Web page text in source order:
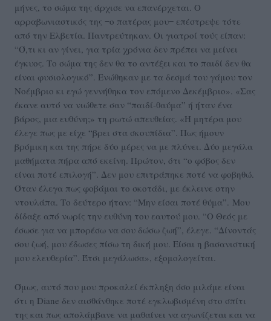
μήνες, το σώμα της άρχισε να επανέρχεται. Ο
αρραβωνιαστικός της ‒ο πατέρας μου‒ επέστρεψε τότε
από την Ελβετία. Παντρεύτηκαν. Οι γιατροί τούς είπαν:
“Ό,τι κι αν γίνει, για τρία χρόνια δεν πρέπει να μείνει
έγκυος. Το σώμα της δεν θα το αντέξει και το παιδί δεν θα
είναι φυσιολογικό”. Ενώθηκαν με τα δεσμά του γάμου τον
Νοέμβριο κι εγώ γεννήθηκα τον επόμενο Δεκέμβριο». «Σας
έκανε αυτό να νιώθετε σαν “παιδί-θαύμα” ή ήταν ένα
βάρος, μια ευθύνη;» τη ρωτώ απευθείας. «Η μητέρα μου
έλεγε πως με είχε “βρει στα σκουπίδια”. Πως ήμουν
βρόμικη και της πήρε δύο μέρες να με πλύνει. Δύο μεγάλα
μαθήματα πήρα από εκείνη. Πρώτον, ότι “ο φόβος δεν
είναι ποτέ επιλογή”. Δεν μου επιτράπηκε ποτέ να φοβηθώ.
Όταν έλεγα πως φοβάμαι το σκοτάδι, με έκλεινε στην
ντουλάπα. Το δεύτερο ήταν: “Μην είσαι ποτέ θύμα”. Μου
δίδαξε από νωρίς την ευθύνη του εαυτού μου. “Ο Θεός με
έσωσε για να μπορέσω να σου δώσω ζωή”, έλεγε. “Δίνοντάς
σου ζωή, μου έδωσες πίσω τη δική μου. Είσαι η βασανιστική
μου ελευθερία”. Έτσι μεγάλωσα», εξομολογείται.
Όμως, αυτό που μου προκαλεί έκπληξη όσο μιλάμε είναι
ότι η Diane δεν αισθάνθηκε ποτέ εγκλωβισμένη στο σπίτι
της και πως απολάμβανε να μαθαίνει να αγωνίζεται και να